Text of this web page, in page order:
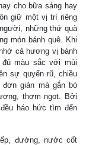
cho bữa sáng hay
giữ một vị trí riêng
những thứ quà
món bánh quê. Khi
cả hương vị bánh
đủ màu sắc với mùi
sự quyến rũ, chiều
giản mà gắn bó
thơm ngọt. Bởi
háo hức tìm đến
đường, nước cốt